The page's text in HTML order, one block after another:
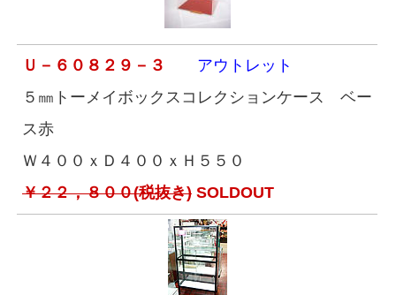
Ｕ－６０８２９－３
アウトレット
５㎜トーメイボックスコレクションケース ベー
ス赤
Ｗ４００ｘＤ４００ｘＨ５５０
￥２２，８００(税抜き) SOLDOUT